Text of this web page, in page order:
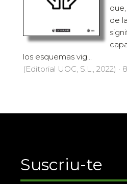
de
los esquemas vig...
(Editorial UOC, S.L., 2022) ·
Suscriu-te